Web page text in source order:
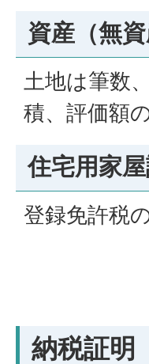
資産（無
土地は筆数
積、評価額
住宅用家屋
登録免許税
納税証明